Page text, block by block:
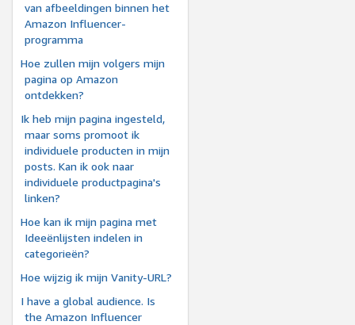
van afbeeldingen binnen het
Amazon Influencer-
programma
Hoe zullen mijn volgers mijn
pagina op Amazon
ontdekken?
Ik heb mijn pagina ingesteld,
maar soms promoot ik
individuele producten in mijn
posts. Kan ik ook naar
individuele productpagina's
linken?
Hoe kan ik mijn pagina met
Ideeënlijsten indelen in
categorieën?
Hoe wijzig ik mijn Vanity-URL?
I have a global audience. Is
the Amazon Influencer